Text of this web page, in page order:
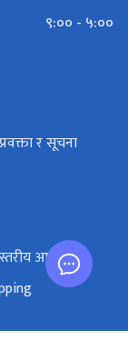
९:०० - ५:००
र सूचना
आयोग